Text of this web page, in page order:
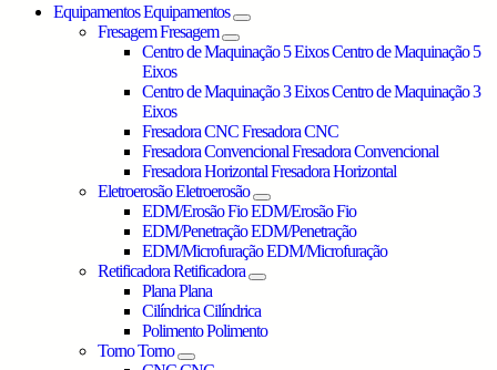
EquipamentosEquipamentos
FresagemFresagem
Centro de Maquinação 5 EixosCentro de Maquinação 5
Eixos
Centro de Maquinação 3 EixosCentro de Maquinação 3
Eixos
Fresadora CNCFresadora CNC
Fresadora ConvencionalFresadora Convencional
Fresadora HorizontalFresadora Horizontal
EletroerosãoEletroerosão
EDM/Erosão FioEDM/Erosão Fio
EDM/PenetraçãoEDM/Penetração
EDM/MicrofuraçãoEDM/Microfuração
RetificadoraRetificadora
PlanaPlana
CilíndricaCilíndrica
PolimentoPolimento
TornoTorno